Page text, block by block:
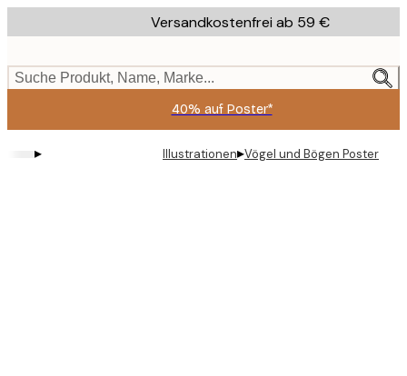
to
content.
Versandkostenfrei ab 59 €
Suche Produkt, Name, Marke...
40% auf Poster*
▸ Illustrationen▸Vögel und Bögen Poster